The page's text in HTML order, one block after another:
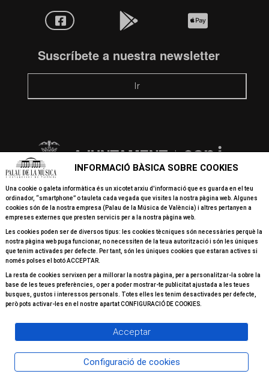
Suscríbete a nuestra newsletter
Ir
© 2026 Tots els drets reservats Palau de la Música Valéncia
INFORMACIÓ BÀSICA SOBRE COOKIES
Una cookie o galeta informàtica és un xicotet arxiu d'informació que es guarda en el teu
ordinador, “smartphone” o tauleta cada vegada que visites la nostra pàgina web. Algunes
cookies són de la nostra empresa (Palau de la Música de València) i altres pertanyen a
empreses externes que presten servicis per a la nostra pàgina web.
Les cookies poden ser de diversos tipus: les cookies tècniques són necessàries perquè la
nostra pàgina web puga funcionar, no necessiten de la teua autorització i són les úniques
que tenim activades per defecte. Per tant, són les úniques cookies que estaran actives si
només polses el botó ACCEPTAR.
La resta de cookies servixen per a millorar la nostra pàgina, per a personalitzar-la sobre la
base de les teues preferències, o per a poder mostrar-te publicitat ajustada a les teues
busques, gustos i interessos personals. Totes elles les tenim desactivades per defecte,
però pots activar-les en el nostre apartat CONFIGURACIÓ DE COOKIES.
Acceptar
Configuració de cookies